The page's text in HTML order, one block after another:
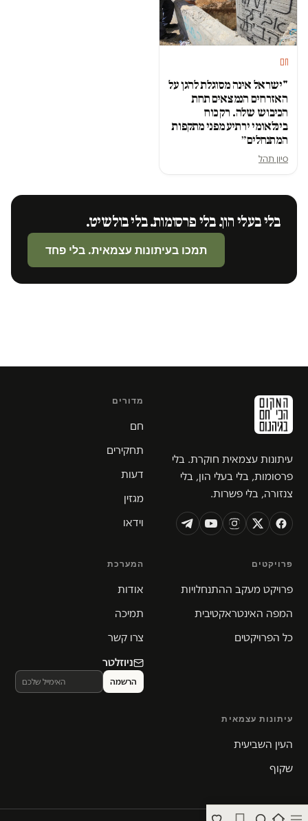
חם
"ישראל אינה מסוגלת להגן על
האזרחים הנמצאים תחת
הכיבוש שלה. רק כוח
בינלאומי ירתיע מפני מתקפות
המתנחלים״
סיון תהל
בלי בעלי הון. בלי פרסומות. בלי בולשיט.
תמכו בעיתונות עצמאית. בלי פחד
עיתונות עצמאית חוקרת. בלי
פרסומות, בלי בעלי הון, בלי
צנזורה, בלי פשרות.
מדורים
חם
תחקירים
דעות
מגזין
וידאו
פרויקטים
פרויקט מעקב ההתנחלויות
המפה האינטראקטיבית
כל הפרויקטים
המערכת
אודות
תמיכה
צרו קשר
ניוזלטר
עיתונות עצמאית
העין השביעית
שקוף